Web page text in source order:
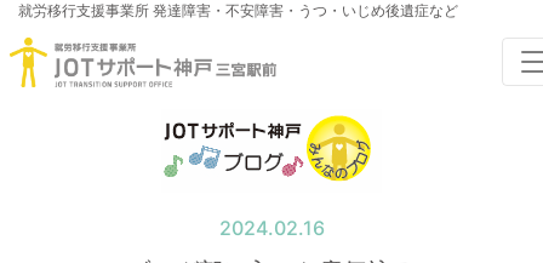
就労移行支援事業所 発達障害・不安障害・うつ・いじめ後遺症など
2024.02.16